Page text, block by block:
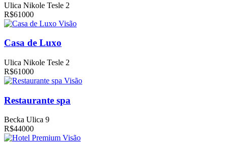
Ulica Nikole Tesle 2
R$61000
Visão
Casa de Luxo
Ulica Nikole Tesle 2
R$61000
Visão
Restaurante spa
Becka Ulica 9
R$44000
Visão